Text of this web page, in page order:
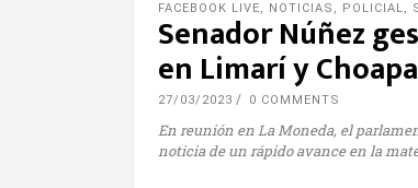
FACEBOOK LIVE, NOTICIAS , POLICIAL,
Senador Núñez
en Limarí y Choapa
27/03/2023 0 COMMENTS
En reunión en La Moneda, el
noticia de un rápido avance en la